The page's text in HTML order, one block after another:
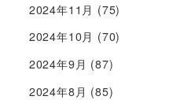
2024年11月 (75)
2024年10月 (70)
2024年9月 (87)
2024年8月 (85)